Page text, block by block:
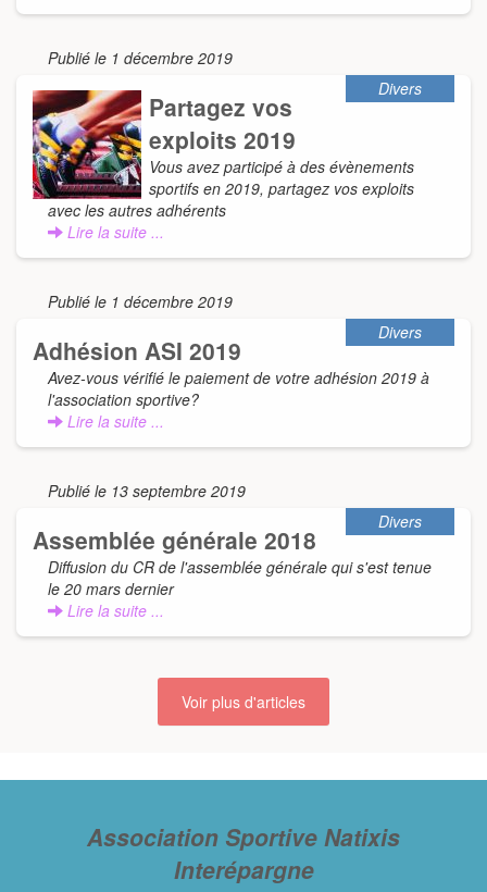
Publié le 1 décembre 2019
Divers
Partagez vos
exploits 2019
Vous avez participé à des évènements
sportifs en 2019, partagez vos exploits
avec les autres adhérents
Lire la suite ...
Publié le 1 décembre 2019
Divers
Adhésion ASI 2019
Avez-vous vérifié le paiement de votre adhésion 2019 à
l'association sportive?
Lire la suite ...
Publié le 13 septembre 2019
Divers
Assemblée générale 2018
Diffusion du CR de l'assemblée générale qui s'est tenue
le 20 mars dernier
Lire la suite ...
Voir plus d'articles
Association Sportive Natixis
Interépargne